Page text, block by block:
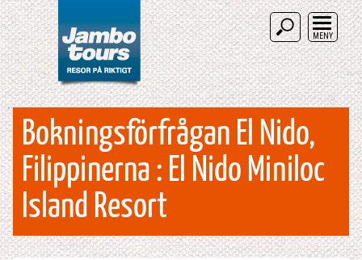
MENY
Bokningsförfrågan El Nido,
Filippinerna : El Nido Miniloc
Island Resort